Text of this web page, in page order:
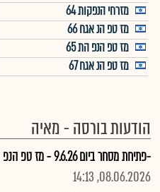
מזרחי הנפקות 64
מז טפ הנ אגח 66
מז טפ הנפ הת 65
מז טפ הנ אגח 67
הודעות בורסה - מאיה
-פתיחת מסחר ביום 9.6.26 - מז טפ הנפ נד 73
08.06.2026, 14:13